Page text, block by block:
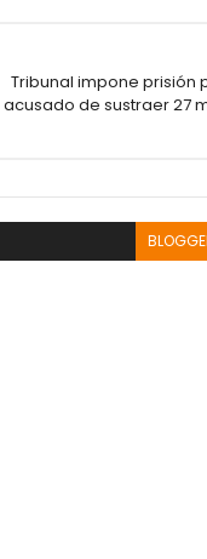
Tribunal impone prisión
acusado de sustraer 27